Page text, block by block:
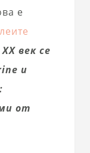
е
век се
и
от